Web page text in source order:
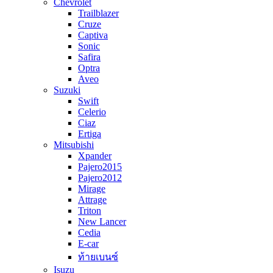
Chevrolet
Trailblazer
Cruze
Captiva
Sonic
Safira
Optra
Aveo
Suzuki
Swift
Celerio
Ciaz
Ertiga
Mitsubishi
Xpander
Pajero2015
Pajero2012
Mirage
Attrage
Triton
New Lancer
Cedia
E-car
ท้ายเบนซ์
Isuzu